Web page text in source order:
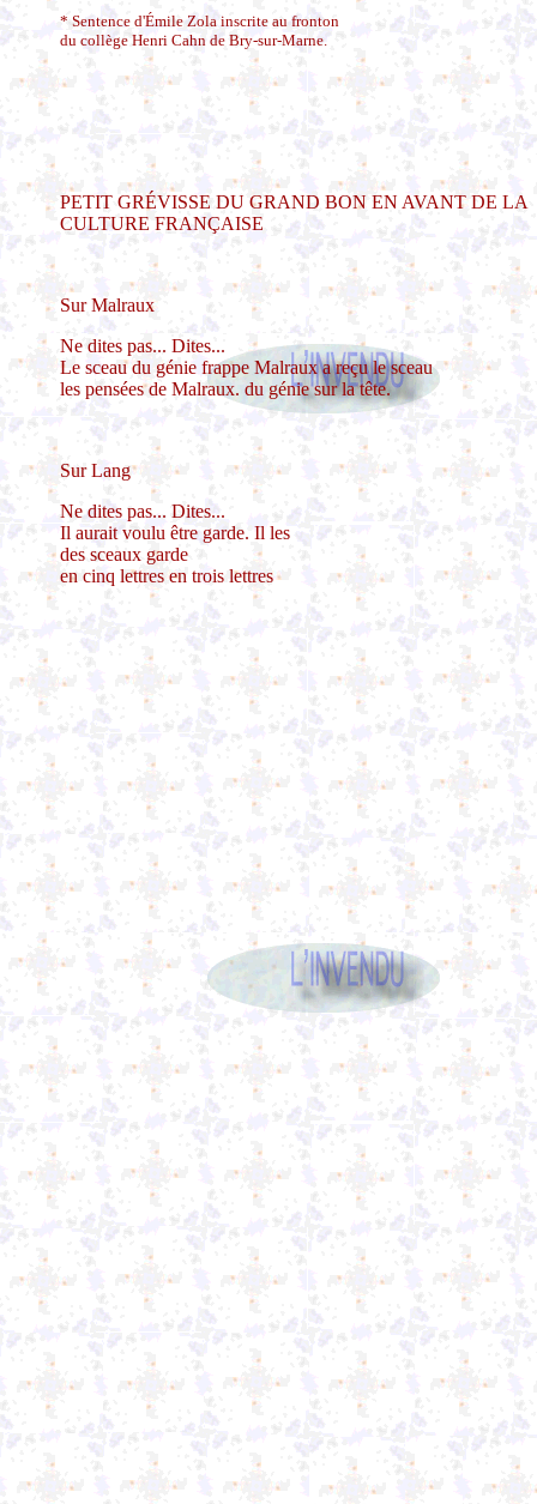
* Sentence d'Émile Zola inscrite au fronton
du collège Henri Cahn de Bry-sur-Marne.
PETIT GRÉVISSE DU GRAND BON EN AVANT DE LA
CULTURE FRANÇAISE
Sur Malraux
Ne dites pas... Dites...
Le sceau du génie frappe Malraux a reçu le sceau
les pensées de Malraux. du génie sur la tête.
Sur Lang
Ne dites pas... Dites...
Il aurait voulu être garde. Il les
des sceaux garde
en cinq lettres en trois lettres